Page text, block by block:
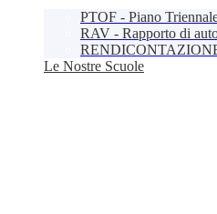
PTOF - Piano
RAV - Rapporto di
Le Nostre Scuole